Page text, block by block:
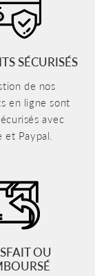
SÉCURISÉS
de nos
en ligne sont
avec
et Paypal.
OU